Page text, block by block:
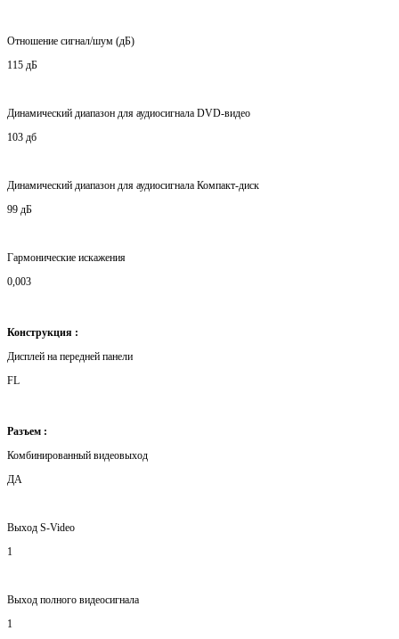
Отношение сигнал/шум (дБ)
115 дБ
Динамический диапазон для аудиосигнала DVD-видео
103 дб
Динамический диапазон для аудиосигнала Компакт-диск
99 дБ
Гармонические искажения
0,003
Конструкция :
Дисплей на передней панели
FL
Разъем :
Комбинированный видеовыход
ДА
Выход S-Video
1
Выход полного видеосигнала
1